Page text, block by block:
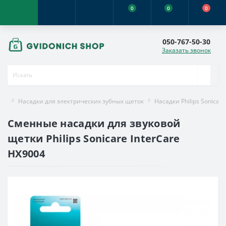
0 0 0
050-767-50-30
Заказать звонок
Насадки для электрических зубных щеток Насадки Philips Sonicare
Сменные насадки для звуковой
щетки Philips Sonicare InterCare
HX9004